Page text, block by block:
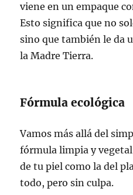
viene en un empaque
Esto significa que no
sino que también le da
la Madre Tierra.
Fórmula ecológica
Vamos más allá del
fórmula limpia y
de tu piel como la del
todo, pero sin culpa.